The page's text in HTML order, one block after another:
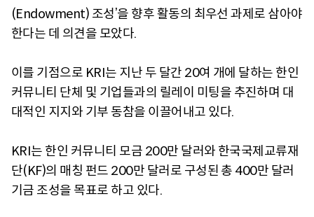
(Endowment) 조성’을 향후 활동의 최우선 과제로 삼아야
한다는 데 의견을 모았다.
이를 기점으로 KRI는 지난 두 달간 20여 개에 달하는 한인
커뮤니티 단체 및 기업들과의 릴레이 미팅을 추진하며 대
대적인 지지와 기부 동참을 이끌어내고 있다.
KRI는 한인 커뮤니티 모금 200만 달러와 한국국제교류재
단(KF)의 매칭 펀드 200만 달러로 구성된 총 400만 달러
기금 조성을 목표로 하고 있다.